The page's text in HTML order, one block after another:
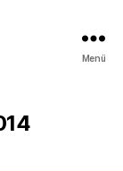
Menü